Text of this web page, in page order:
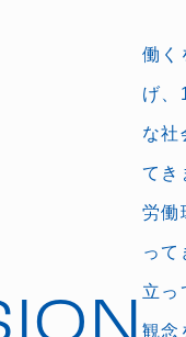
働く
げ、
な社
てき
労働
って
立っ
観念